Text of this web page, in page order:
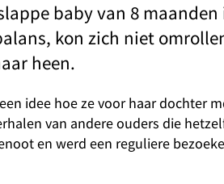
baby van 8
kon zich niet
heen.
idee hoe ze voor haar dochter
van andere ouders die
en werd een reguliere